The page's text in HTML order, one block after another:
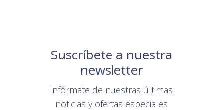
Suscríbete a nuestra
newsletter
Infórmate de nuestras últimas
noticias y ofertas especiales